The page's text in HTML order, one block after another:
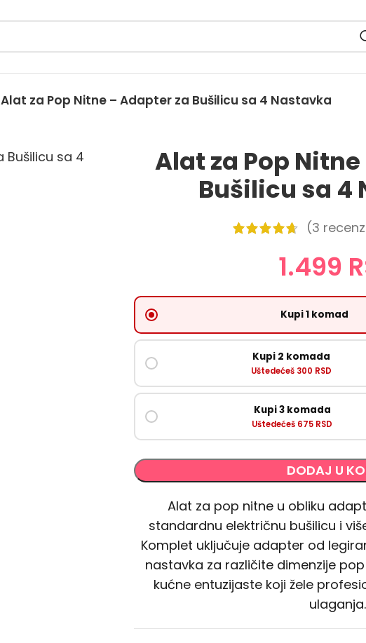
Alat za Pop Nitne – Adapter za Bušilicu sa 4 Nastavka
Alat za Pop
Bušilicu sa 4
(3
1.499
Kupi 1 komad
Kupi 2 komada
Uštedećeš 300 RSD
Kupi 3 komada
Uštedećeš 675 RSD
DODAJ U
Alat za pop nitne u obliku
standardnu električnu bušilicu i
Komplet uključuje adapter od
nastavka za različite dimenzije
kućne entuzijaste koji žele
ulaganja.